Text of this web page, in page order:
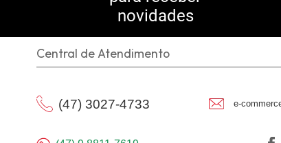
novidades
Central de Atendimento
(47) 3027-4733 e-